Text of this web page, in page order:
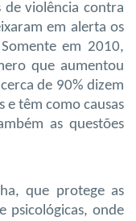
de violência contra
em alerta os
em 2010,
que aumentou
de 90% dizem
e têm como causas
as questões
que protege as
psicológicas, onde